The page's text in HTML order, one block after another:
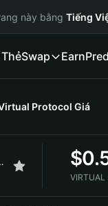
này bằng Tiếng
ThẻSwap Earn
Protocol Giá
$
VIRTUAL